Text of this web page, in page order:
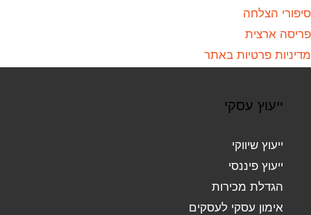
סיפורי הצלחה
פריסה ארצית
מדיניות פרטיות באתר
ייעוץ עסקי
ייעוץ שיווקי
ייעוץ פיננסי
הגדלת מכירות
אימון עסקי לעסקים